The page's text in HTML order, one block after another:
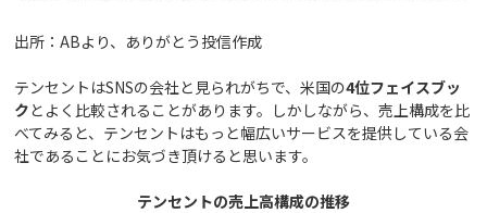
出所：ABより、ありがとう投信作成
テンセントはSNSの会社と見られがちで、米国の4位フェイスブッ
クとよく比較されることがあります。しかしながら、売上構成を比
べてみると、テンセントはもっと幅広いサービスを提供している会
社であることにお気づき頂けると思います。
テンセントの売上高構成の推移